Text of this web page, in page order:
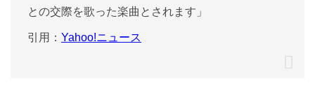
との交際を歌った楽曲とされます」
引用： Yahoo!ニュース